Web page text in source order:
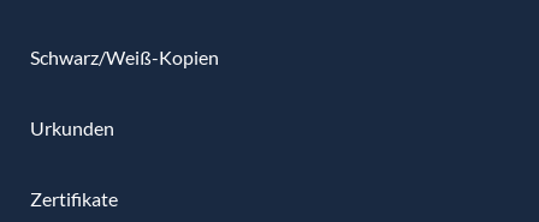
Schwarz/Weiß-Kopien
Urkunden
Zertifikate